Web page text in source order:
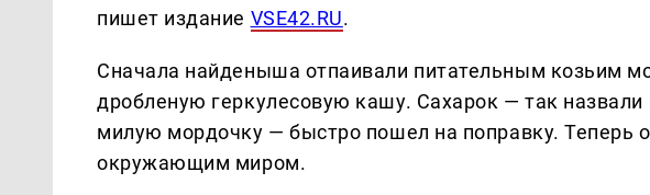
пишет издание VSE42.RU.
Сначала найденыша отпаивали питательным козьим
дробленую геркулесовую кашу. Сахарок — так
милую мордочку — быстро пошел на поправку. Теперь
окружающим миром.